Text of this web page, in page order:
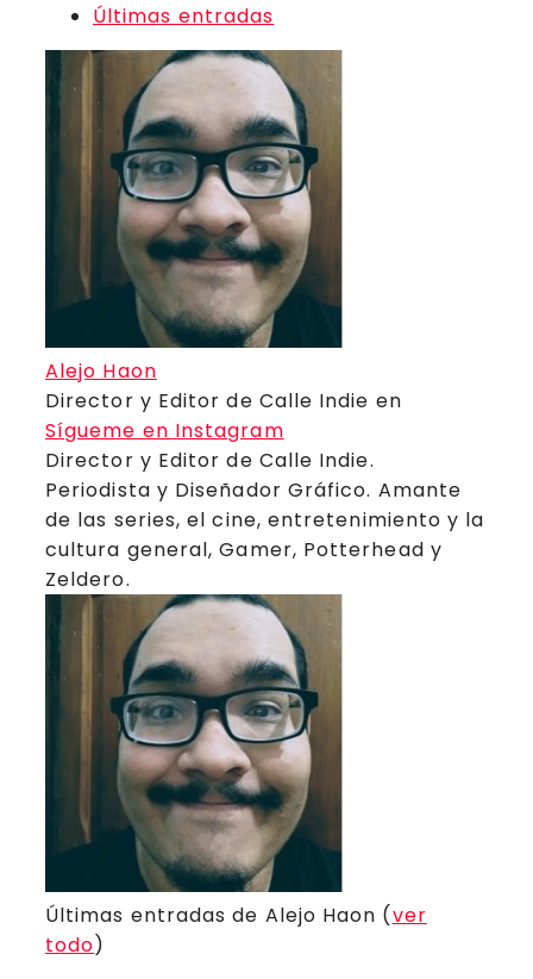
Últimas entradas
Alejo Haon
Director y Editor de Calle Indie en
Sígueme en Instagram
Director y Editor de Calle Indie.
Periodista y Diseñador Gráfico. Amante
de las series, el cine, entretenimiento y la
cultura general, Gamer, Potterhead y
Zeldero.
Últimas entradas de Alejo Haon (ver
todo)